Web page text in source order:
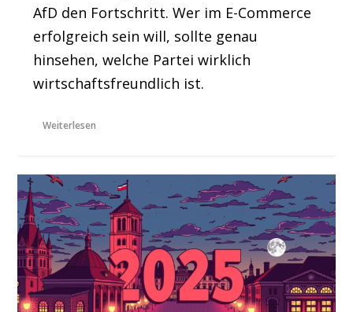
AfD den Fortschritt. Wer im E-Commerce
erfolgreich sein will, sollte genau
hinsehen, welche Partei wirklich
wirtschaftsfreundlich ist.
Weiterlesen